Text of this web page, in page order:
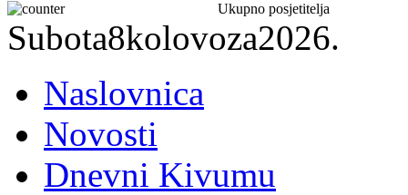
Ukupno posjetitelja
Subota8kolovoza2026.
Naslovnica
Novosti
Dnevni Kivumu